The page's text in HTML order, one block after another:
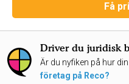
Få
Driver du juridisk
Är du nyfiken på hur
företag på Reco?